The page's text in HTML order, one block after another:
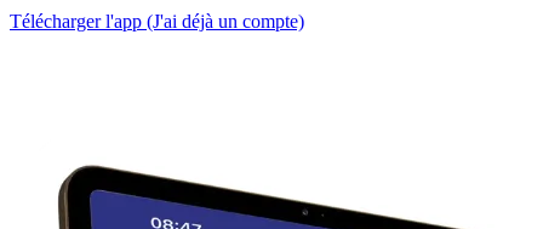
Télécharger l'app (J'ai déjà un compte)